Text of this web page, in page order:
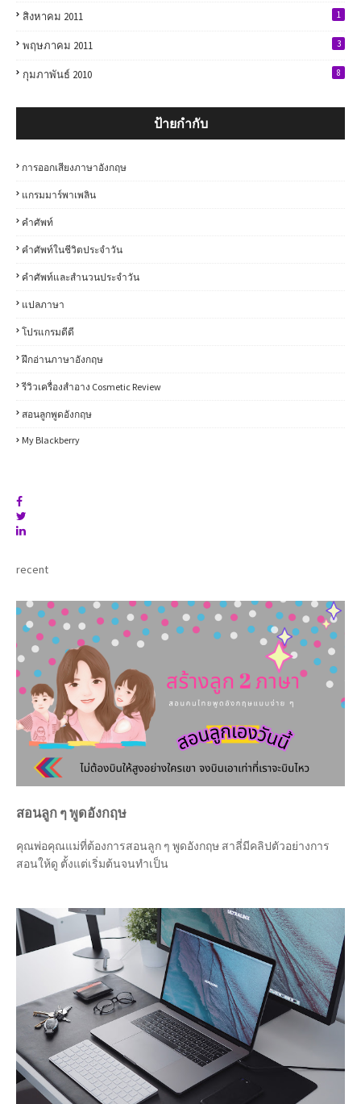
สิงหาคม 2011 1
พฤษภาคม 2011 3
กุมภาพันธ์ 2010 8
ป้ายกำกับ
การออกเสียงภาษาอังกฤษ
แกรมมาร์พาเพลิน
คำศัพท์
คำศัพท์ในชีวิตประจำวัน
คำศัพท์และสำนวนประจำวัน
แปลภาษา
โปรแกรมดีดี
ฝึกอ่านภาษาอังกฤษ
รีวิวเครื่องสำอาง Cosmetic Review
สอนลูกพูดอังกฤษ
My Blackberry
recent
สอนลูก ๆ พูดอังกฤษ
คุณพ่อคุณแม่ที่ต้องการสอนลูก ๆ พูดอังกฤษ สาลี่มีคลิปตัวอย่างการ
สอนให้ดู ตั้งแต่เริ่มต้นจนทำเป็น